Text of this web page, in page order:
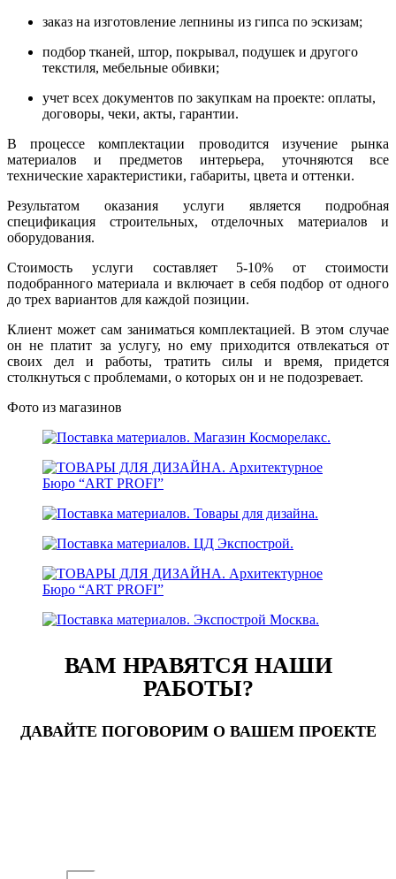
заказ на изготовление лепнины из гипса по эскизам;
подбор тканей, штор, покрывал, подушек и другого
текстиля, мебельные обивки;
учет всех документов по закупкам на проекте: оплаты,
договоры, чеки, акты, гарантии.
В процессе комплектации проводится изучение рынка
материалов и предметов интерьера, уточняются все
технические характеристики, габариты, цвета и оттенки.
Результатом оказания услуги является подробная
спецификация строительных, отделочных материалов и
оборудования.
Стоимость услуги составляет 5-10% от стоимости
подобранного материала и включает в себя подбор от одного
до трех вариантов для каждой позиции.
Клиент может сам заниматься комплектацией. В этом случае
он не платит за услугу, но ему приходится отвлекаться от
своих дел и работы, тратить силы и время, придется
столкнуться с проблемами, о которых он и не подозревает.
Фото из магазинов
ВАМ НРАВЯТСЯ НАШИ
РАБОТЫ?
ДАВАЙТЕ ПОГОВОРИМ О ВАШЕМ ПРОЕКТЕ